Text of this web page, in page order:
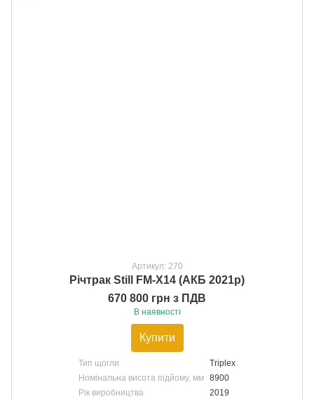
Артикул: 270
Річтрак Still FM-X14 (АКБ 2021р)
670 800 грн з ПДВ
В наявності
Купити
Тип щогли
Triplex
Номінальна висота підйому, мм 8900
Рік виробництва
2019